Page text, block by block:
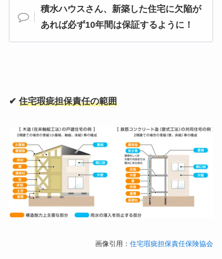
積水ハウスさん、新築した住宅に欠陥が
あれば必ず10年間は保証するように ！
✔︎ 住宅瑕疵担保責任の範囲
画像引用：住宅瑕疵担保責任保険協会